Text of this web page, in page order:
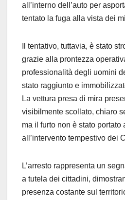
all’interno dell’auto per
tentato la fuga alla vista dei
Il tentativo, tuttavia, è stato
grazie alla prontezza
professionalità degli uomini
stato raggiunto e
La vettura presa di mira
visibilmente scollato, chiaro
ma il furto non è stato portato
all’intervento tempestivo dei
L’arresto rappresenta un
a tutela dei cittadini,
presenza costante sul